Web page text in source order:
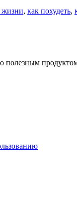
жизни, как похудеть,
полезным